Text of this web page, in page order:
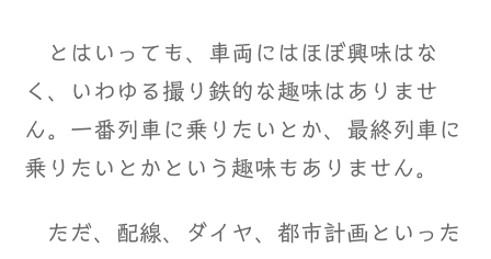
とはいっても、車両にはほぼ興味はな
く、いわゆる撮り鉄的な趣味はありませ
ん。一番列車に乗りたいとか、最終列車に
乗りたいとかという趣味もありません。
ただ、配線、ダイヤ、都市計画といった